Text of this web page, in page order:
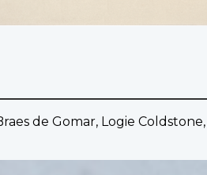
de Gomar, Logie